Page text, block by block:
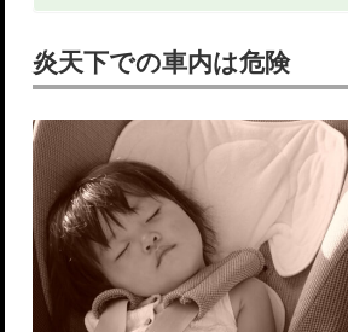
炎天下での車内は危険